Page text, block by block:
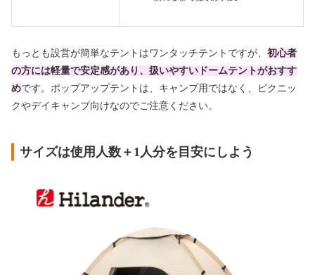
もっとも設営が簡単なテントはワンタッチテントですが、 初心者
の方には軽量で安定感があり、扱いやすいドームテントがおすす
めです。ポップアップテントは、キャンプ用ではなく、ピクニッ
クやデイキャンプ向けなのでご注意ください。
サイズは使用人数＋1人分を目安にしよう